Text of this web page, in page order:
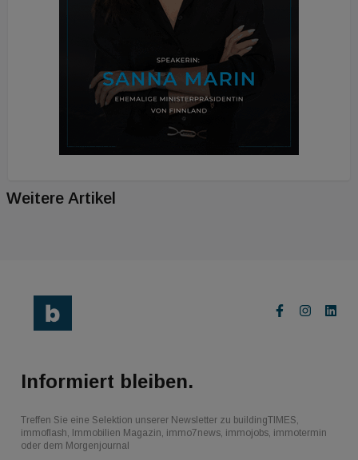
Weitere Artikel
Informiert bleiben.
Treffen Sie eine Selektion unserer Newsletter zu buildingTIMES,
immoflash, Immobilien Magazin, immo7news, immojobs, immotermin
oder dem Morgenjournal